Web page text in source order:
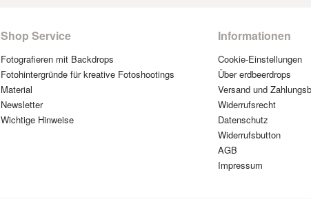
Shop Service
Fotografieren mit Backdrops
Fotohintergründe für kreative Fotoshootings
Material
Newsletter
Wichtige Hinweise
Informationen
Cookie-Einstellungen
Über erdbeerdrops
Versand und
Widerrufsrecht
Datenschutz
Widerrufsbutton
AGB
Impressum